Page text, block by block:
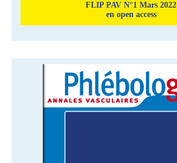
FLIP PAV N°1 Mars 2022
en open access